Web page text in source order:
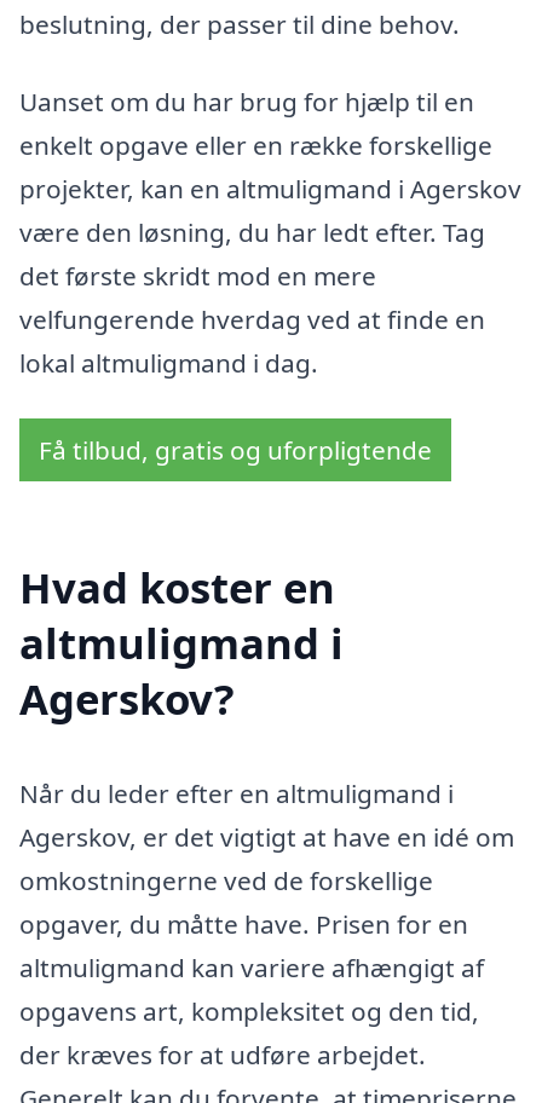
beslutning, der passer til dine behov.
Uanset om du har brug for hjælp til en
enkelt opgave eller en række forskellige
projekter, kan en altmuligmand i Agerskov
være den løsning, du har ledt efter. Tag
det første skridt mod en mere
velfungerende hverdag ved at finde en
lokal altmuligmand i dag.
Få tilbud, gratis og uforpligtende
Hvad koster en
altmuligmand i
Agerskov?
Når du leder efter en altmuligmand i
Agerskov, er det vigtigt at have en idé om
omkostningerne ved de forskellige
opgaver, du måtte have. Prisen for en
altmuligmand kan variere afhængigt af
opgavens art, kompleksitet og den tid,
der kræves for at udføre arbejdet.